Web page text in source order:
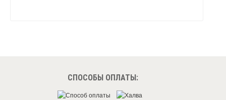
СПОСОБЫ ОПЛАТЫ: